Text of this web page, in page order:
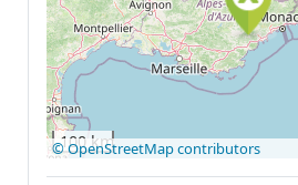
Auf Google Maps
100 km
© OpenStreetMap contributors